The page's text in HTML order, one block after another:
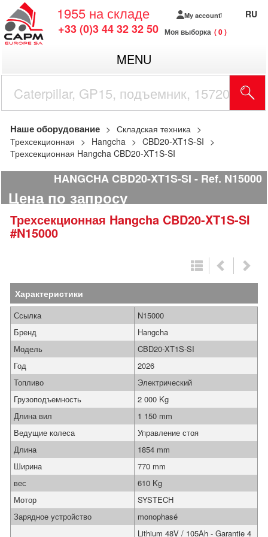
1955 на складе
+33 (0)3 44 32 32 50
My account
Моя выборка 0
RU
MENU
Наше оборудование
Складская техника
Трехсекционная
Hangcha
CBD20-XT1S-SI
Трехсекционная Hangcha CBD20-XT1S-SI
HANGCHA CBD20-XT1S-SI Ref. N15000
Цена по запросу
Трехсекционная Hangcha CBD20-XT1S-SI
#N15000
Характеристики
Ссылка
N15000
Бренд
Hangcha
Модель
CBD20-XT1S-SI
Год
2026
Топливо
Электрический
Грузоподъемность
2 000 Kg
Длина вил
1 150 mm
Ведущие колеса
Управление стоя
Длина
1854 mm
Ширина
770 mm
вес
610 Kg
Мотор
SYSTECH
Зарядное устройство
monophasé
Lithium 48V / 105Ah - Garantie 4